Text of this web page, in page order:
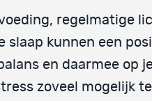
regelmatige
slaap kunnen een
en daarmee op
zoveel mogelijk